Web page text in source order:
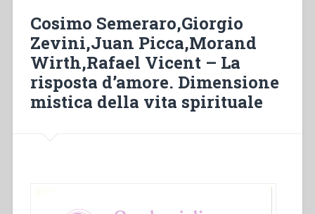
Fong,Paolo
Ripa
di
Meana
–
Celebrare
Cosimo Semeraro,Giorgio
Zevini,Juan Picca,Morand
Wirth,Rafael Vicent – La
risposta d’amore. Dimensione
mistica della vita spirituale